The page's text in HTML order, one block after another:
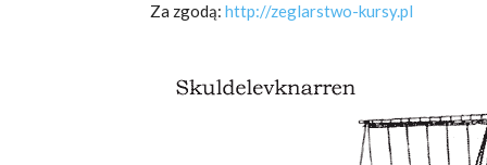
Za zgodą: http://zeglarstwo-kursy.pl